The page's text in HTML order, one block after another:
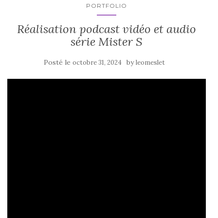
PORTFOLIO
Réalisation podcast vidéo et audio
série Mister S
Posté le octobre 31, 2024 byleomeslet